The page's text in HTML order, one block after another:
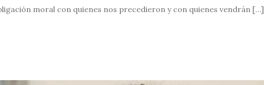
moral con quienes nos precedieron y con quienes vendrán […]